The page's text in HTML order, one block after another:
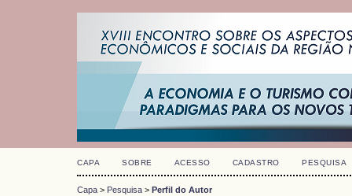
CAPA SOBRE ACESSO CADASTRO PESQUISA
Capa > Pesquisa > Perfil do Autor